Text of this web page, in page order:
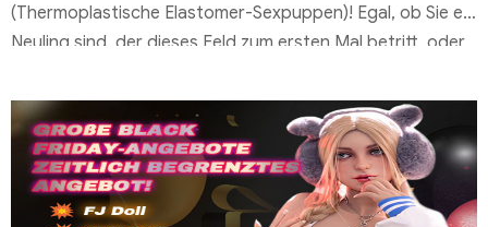
(Thermoplastische Elastomer-Sexpuppen)! Egal, ob Sie ein
Neuling sind, der dieses Feld zum ersten Mal betritt, oder
Erlebnis sucht, dieser umfassende Leitfaden wird Ihnen
den wesentlichen Charme der TPE-Sexpuppen offenbaren
– von den Materialeigenschaften über die personalisierten
Optionen bis hin zu Pflegetipps, […]